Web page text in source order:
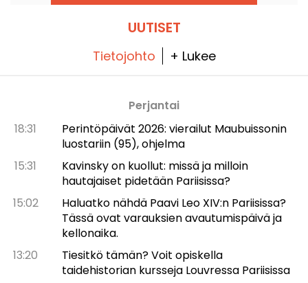
UUTISET
Tietojohto + Lukee
Perjantai
18:31
Perintöpäivät 2026: vierailut Maubuissonin
luostariin (95), ohjelma
15:31
Kavinsky on kuollut: missä ja milloin
hautajaiset pidetään Pariisissa?
15:02
Haluatko nähdä Paavi Leo XIV:n Pariisissa?
Tässä ovat varauksien avautumispäivä ja
kellonaika.
13:20
Tiesitkö tämän? Voit opiskella
taidehistorian kursseja Louvressa Pariisissa